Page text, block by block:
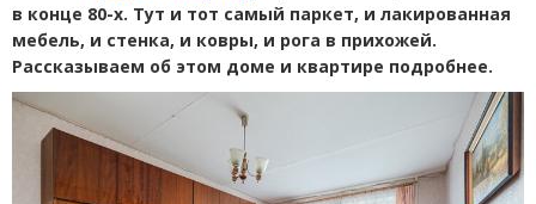
в конце 80-х. Тут и тот самый паркет, и лакированная
мебель, и стенка, и ковры, и рога в прихожей.
Рассказываем об этом доме и квартире подробнее.